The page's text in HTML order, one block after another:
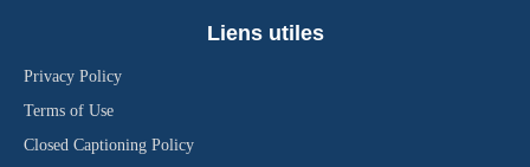
Liens utiles
Privacy Policy
Terms of Use
Closed Captioning Policy